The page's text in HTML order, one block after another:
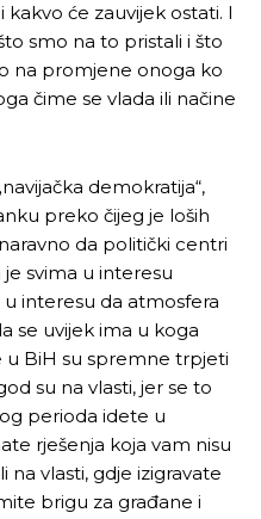
će zauvijek ostati. I
smo na to pristali i što
na promjene onoga ko
čime se vlada ili načine
demokratija“,
preko čijeg je loših
da politički centri
svima u interesu
interesu da atmosfera
se uvijek ima u koga
u BiH su spremne trpjeti
su na vlasti, jer se to
perioda idete u
rješenja koja vam nisu
vlasti, gdje izigravate
brigu za građane i